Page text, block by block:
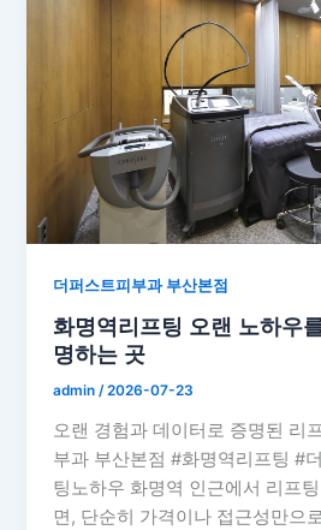
더퍼스트피부과 부산본점
화명역리프팅 오랜 노하우
명하는 곳
admin/2026-07-23
오랜 경험과 데이터로 증명된 리
부과 부산본점 #화명역리프팅 #
팅노하우 화명역 인근에서 리프
면, 단순히 가격이나 접근성만으